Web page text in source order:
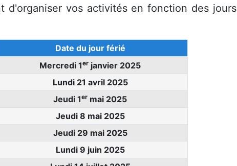
d'organiser vos activités en fonction des jours
Date du jour férié
Mercredi 1er janvier 2025
Lundi 21 avril 2025
Jeudi 1er mai 2025
Jeudi 8 mai 2025
Jeudi 29 mai 2025
Lundi 9 juin 2025